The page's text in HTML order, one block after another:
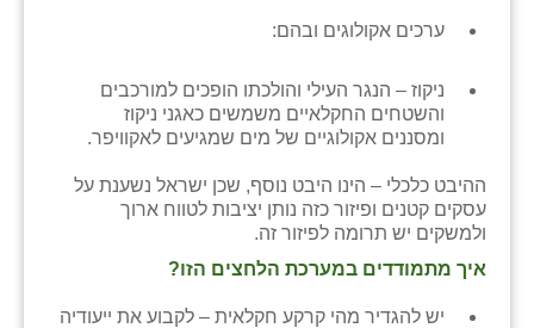
ערכים אקולוגים ובהם:
ניקוז – הנגר העילי והולכתו הופכים למורכבים
והשטחים החקלאיים משמשים כאגני ניקוז
ומסננים אקולוגיים של מים שמגיעים לאקוויפר.
ההיבט כלכלי – הינו היבט נוסף, שכן ישראל נשענת על
עסקים קטנים ופיזור כזה נותן יציבות לטווח ארוך
ולמשקים יש תרומה לפיזור זה.
איך מתמודדים במערכת הלחצים הזו?
יש להגדיר מהי קרקע חקלאית – לקבוע את ייעודיה